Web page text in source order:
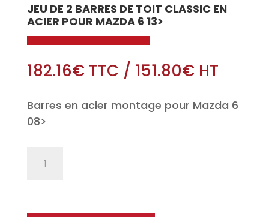
JEU DE 2 BARRES DE TOIT CLASSIC EN
ACIER POUR MAZDA 6 13>
182.16€TTC / 151.80€HT
Barres en acier montage pour Mazda 6
08>